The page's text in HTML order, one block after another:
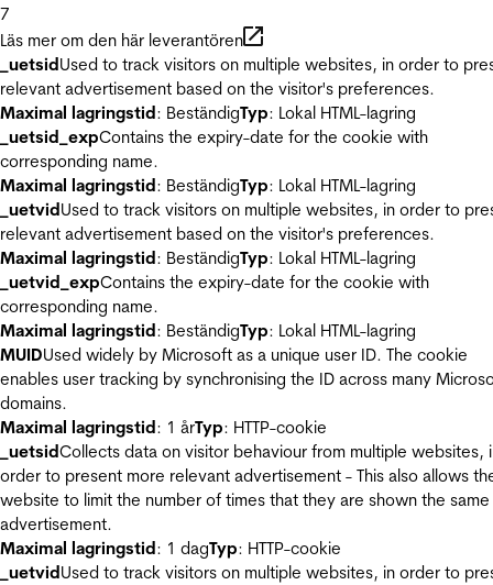
7
Läs mer om den här leverantören
_uetsidUsed to track visitors on multiple websites, in order to
relevant advertisement based on the visitor's preferences.
Maximal lagringstid: BeständigTyp: Lokal HTML-lagring
_uetsid_expContains the expiry-date for the cookie with
corresponding name.
Maximal lagringstid: BeständigTyp: Lokal HTML-lagring
_uetvidUsed to track visitors on multiple websites, in order to
relevant advertisement based on the visitor's preferences.
Maximal lagringstid: BeständigTyp: Lokal HTML-lagring
_uetvid_expContains the expiry-date for the cookie with
corresponding name.
Maximal lagringstid: BeständigTyp: Lokal HTML-lagring
MUIDUsed widely by Microsoft as a unique user ID. The cookie
enables user tracking by synchronising the ID across many
domains.
Maximal lagringstid: 1 årTyp: HTTP-cookie
_uetsidCollects data on visitor behaviour from multiple websites,
order to present more relevant advertisement - This also allows
website to limit the number of times that they are shown the same
advertisement.
Maximal lagringstid: 1 dagTyp: HTTP-cookie
_uetvidUsed to track visitors on multiple websites, in order to